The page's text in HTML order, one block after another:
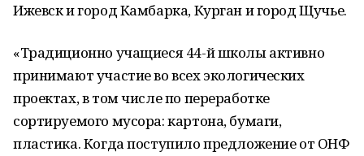
Ижевск и город Камбарка, Курган и город Щучье.
«Традиционно учащиеся 44-й школы активно
принимают участие во всех экологических
проектах, в том числе по переработке
сортируемого мусора: картона, бумаги,
пластика. Когда поступило предложение от ОНФ